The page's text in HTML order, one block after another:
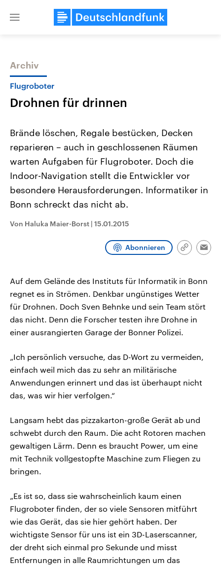
Close
Themen
Landtagswahl Sachsen-Anhalt
2026
Alle Informationen
Sachsen-Anhalt wählt am 6.
September 2026 einen neuen
Bundesland von einer Koalition aus
CDU, SPD und FDP regiert.-
Wahlprogramme, aktuelle Berichte
und Hintergründe zu den Parteien
USA
Aktuelle Beiträge,
Hintergründe
Wirtschaftlich und
Programm Podcasts
Archiv
Flugroboter
Drohnen für drinnen
Brände löschen, Regale bestücken, Decken
reparieren – auch in geschlossenen Räumen
warten Aufgaben für Flugroboter. Doch die
Indoor-Navigation stellt die Entwickler vor
besondere Herausforderungen. Informatiker in
Bonn schreckt das nicht ab.
Von Haluka Maier-Borst | 15.01.2015
Abonnieren
Link
Auf dem Gelände des Instituts für Informatik in Bonn
regnet es in Strömen. Denkbar ungünstiges Wetter
für Drohnen. Doch Sven Behnke und sein Team stört
das nicht. Denn die Forscher testen ihre Drohne in
einer ausrangierten Garage der Bonner Polizei.
„Ich persönlich versuche, das D-Wort zu vermeiden,
einfach weil mich das zu sehr an militärische
Anwendungen erinnert und das ist überhaupt nicht
das, was wir hier verfolgen.“
Langsam hebt das pizzakarton-große Gerät ab und
schwebt durch den Raum. Die acht Rotoren machen
gewaltigen Lärm. Denn es braucht Power, um eine
mit Technik vollgestopfte Maschine zum Fliegen zu
bringen.
„Es ist so, dass sie wahrscheinlich kaum einen
Flugroboter finden, der so viele Sensoren mitführt
wie das Gerät, das sie hier gehört haben. Der
wichtigste Sensor für uns ist ein 3D-Laserscanner,
der dreht sich einmal pro Sekunde und misst
Entfernungen in alle Raumrichtungen um das